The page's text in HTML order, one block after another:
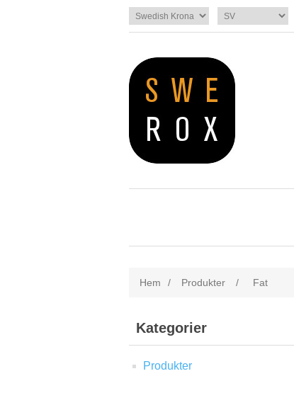
Hem / Produkter / Fat
Kategorier
Produkter